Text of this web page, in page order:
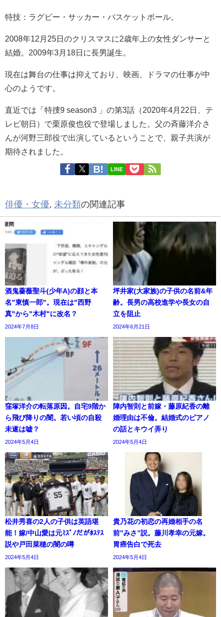
特技： ラグビー ・ サッカー ・ バスケットボール
2008年12月25日のクリスマスに2歳年上の女性ダンサーと
結婚。 2009年3月18日に長男誕生。
現在は舞台の仕事は抑えており、映画、ドラマの仕事が中
心のようです。
直近では「特捜9 season3 」の第3話（2020年4月22日、テ
レビ朝日）で栗原俊也役で登場しました。父の斉藤洋介さ
んが河野三郎役で出演しているということで、親子共演が
期待されました。
LINE
俳優・女優, 未分類の関連記事
酒鬼薔薇聖斗(少年A)の顔と本
名"東慎一郎"。現在は"西野
真"から"木村"に改名？
2024年7月8日
坪井家(大家族)の子供の名前&年
齢。長男の高校進学や長女の自
立を阻止
2024年6月21日
窪塚洋介の転落原因。自宅9階か
ら飛び降りの闇。若い頃の自殺
未遂は嘘？
2024年5月4日
陣内智則と前嫁・藤原紀香の離
婚理由は不倫。結婚式のピアノ
の話とキウイ弄り
2024年5月4日
松井秀喜の2人の子供は英語堪
能！嫁/中山愛は元ﾐｽﾞﾉだがﾎｽﾃｽ
説や戸田菜穂の闇の噂
2024年5月4日
貴乃花の初恋の再婚相手の名
前”みさ”説。藤川孝幸の元嫁。
胃癌告白で死去
2024年5月4日